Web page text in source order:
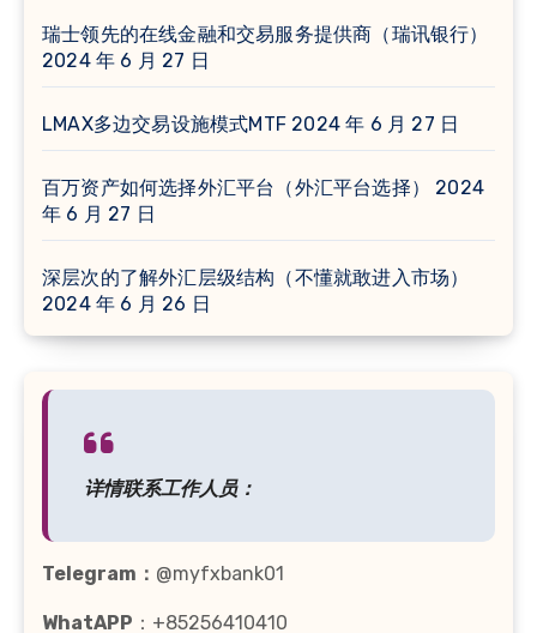
瑞士领先的在线金融和交易服务提供商（瑞讯银行）
2024 年 6 月 27 日
LMAX多边交易设施模式MTF 2024 年 6 月 27 日
百万资产如何选择外汇平台（外汇平台选择）
2024
年 6 月 27 日
深层次的了解外汇层级结构（不懂就敢进入市场）
2024 年 6 月 26 日
详情联系工作人员：
Telegram： @myfxbank01
WhatAPP ：+85256410410